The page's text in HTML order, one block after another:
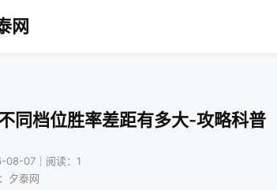
网
同档位胜率差距有多大-攻略科普
08-07｜阅读：1
夕泰网